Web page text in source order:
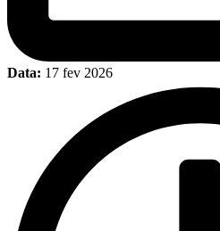
Data: 17 fev 2026